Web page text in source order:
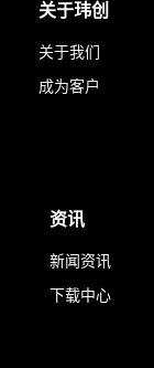
关于玮创
关于我们
成为客户
资讯
新闻资讯
下载中心